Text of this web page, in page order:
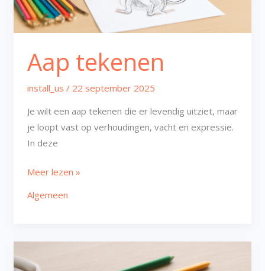
Aap tekenen
install_us / 22 september 2025
Je wilt een aap tekenen die er levendig uitziet, maar
je loopt vast op verhoudingen, vacht en expressie.
In deze
Meer lezen »
Algemeen
tekenen